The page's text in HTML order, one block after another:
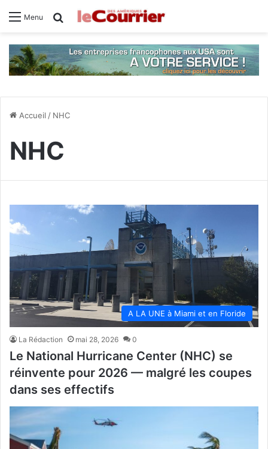
Menu Rechercher
Accueil / NHC
NHC
A LA UNE à Miami et en Floride
La Rédaction mai 28, 2026 0
Le National Hurricane Center (NHC) se
réinvente pour 2026 — malgré les coupes
dans ses effectifs